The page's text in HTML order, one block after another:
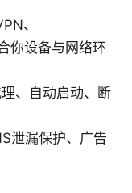
、
你设备与网络环
、自动启动、断
泄漏保护、广告